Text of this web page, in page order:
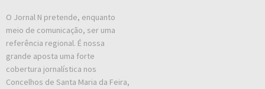
O Jornal N pretende, enquanto
meio de comunicação, ser uma
referência regional. É nossa
grande aposta uma forte
cobertura jornalística nos
Concelhos de Santa Maria da Feira,